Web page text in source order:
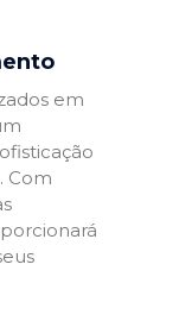
em
Com